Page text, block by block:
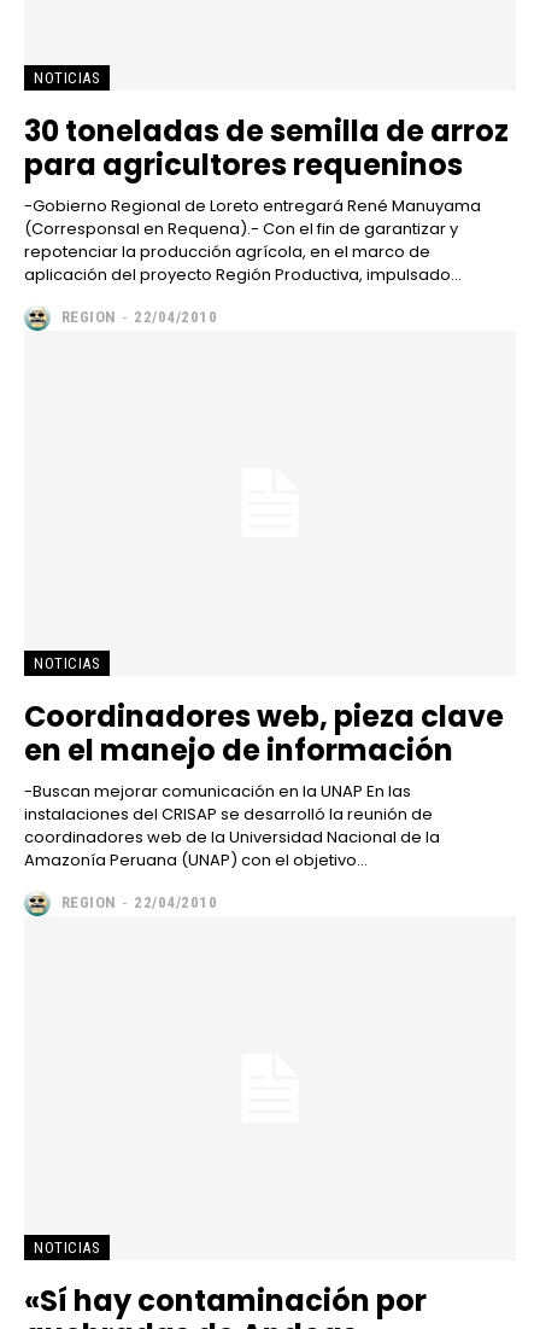
━ Planes
NOTICIAS
30 toneladas de semilla de arroz
para agricultores requeninos
-Gobierno Regional de Loreto entregará René Manuyama
(Corresponsal en Requena).- Con el fin de garantizar y
repotenciar la producción agrícola, en el marco de
aplicación del proyecto Región Productiva, impulsado...
REGION - 22/04/2010
NOTICIAS
Coordinadores web, pieza clave
en el manejo de información
-Buscan mejorar comunicación en la UNAP En las
instalaciones del CRISAP se desarrolló la reunión de
coordinadores web de la Universidad Nacional de la
Amazonía Peruana (UNAP) con el objetivo...
REGION - 22/04/2010
NOTICIAS
«Sí hay contaminación por